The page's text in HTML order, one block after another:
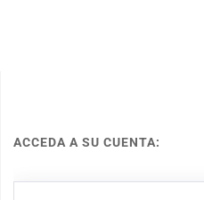
ACCEDA A SU CUENTA: